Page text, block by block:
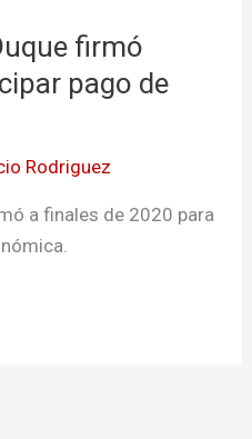
firmó
pago de
Rodriguez
a finales de 2020 para